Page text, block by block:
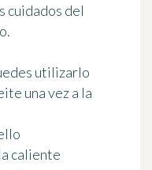
cuidados del
.
utilizarlo
una vez a la
caliente